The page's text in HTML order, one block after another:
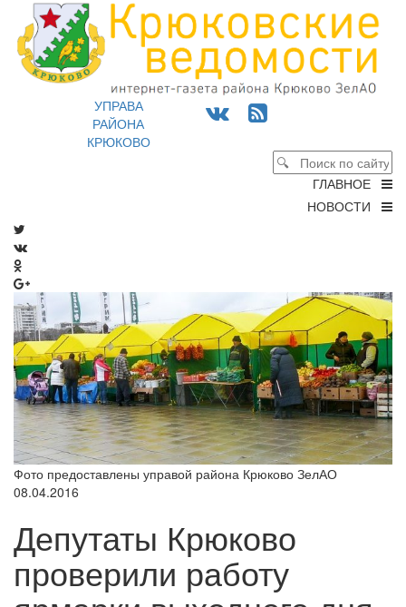
УПРАВА
РАЙОНА
КРЮКОВО
ГЛАВНОЕ
НОВОСТИ
Фото предоставлены управой района Крюково ЗелАО
08.04.2016
Депутаты Крюково
проверили работу